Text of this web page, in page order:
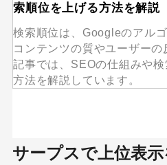
オウンドメディア
コーポレートサイト
コンテンツマーケ
サイト改善
ディ
フレームワーク
調査レポート
索順位を上げる方法を解説
検索順位は、Googleのアル
コンテンツの質やユーザー
記事では、SEOの仕組みや
方法を解説しています。
サープスで上位表